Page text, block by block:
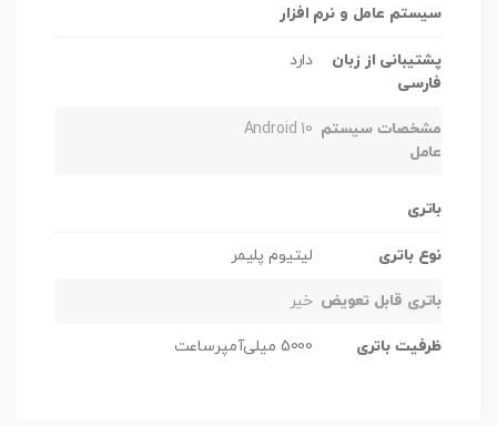
سیستم عامل و نرم افزار
پشتیبانی از زبان
فارسی
دارد
مشخصات سیستم
عامل
Android 10
باتری
نوع باتری لیتیوم پلیمر
باتری قابل تعویض خیر
ظرفیت باتری 5000 میلی‌آمپرساعت